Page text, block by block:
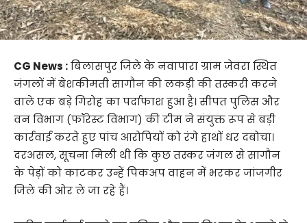
CG News :​बिलासपुर जिले के नवापारा ग्राम जेवरा स्थित
जंगलों में बेशकीमती सागौन की लकड़ी की तस्करी करने
वाले एक बड़े गिरोह का पर्दाफाश हुआ है। सीपत पुलिस और
वन विभाग (फॉरेस्ट विभाग) की टीम ने संयुक्त रूप से बड़ी
कार्रवाई करते हुए पांच आरोपियों को रंगे हाथों धर दबोचा।
दरअसल, सूचना मिली थी कि कुछ तस्कर जंगल से सागौन
के पेड़ों को काटकर उन्हें पिकअप वाहन में भरकर जांजगीर
जिले की ओर ले जा रहे हैं।